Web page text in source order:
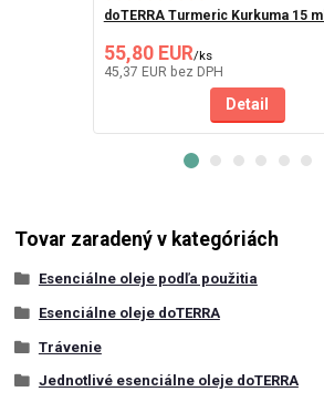
doTERRA Turmeric Kurkuma 15 ml
55,80 EUR/ks
45,37 EUR bez DPH
Detail
Tovar zaradený v kategóriách
Esenciálne oleje podľa použitia
Esenciálne oleje doTERRA
Trávenie
Jednotlivé esenciálne oleje doTERRA